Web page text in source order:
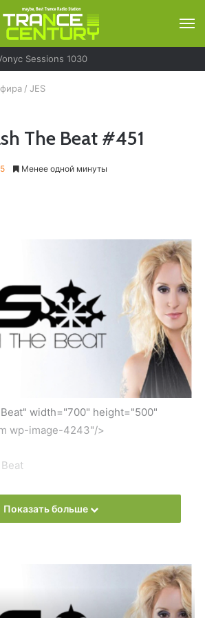
Sessions 1030
/ JES
The Beat #451
Менее одной минуты
width="700" height="500"
wp-image-4243"/>
выпуск
– Unleash The Beat
– Unleash The
Лучшая музыкальная подборка и
JES
Показать больше